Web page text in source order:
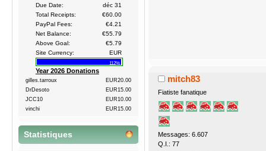
Due Date:
déc 31
Total Receipts:
€60.00
PayPal Fees:
€4.21
Net Balance:
€55.79
Above Goal:
€5.79
Site Currency:
EUR
112%
Year 2026 Donations
gilles.tarroux
EUR20.00
DrDesoto
EUR15.00
JCC10
EUR10.00
vinchi
EUR15.00
Statistiques
mitch83
Fiatiste fanatique
Messages: 6.607
Q.I.: 77